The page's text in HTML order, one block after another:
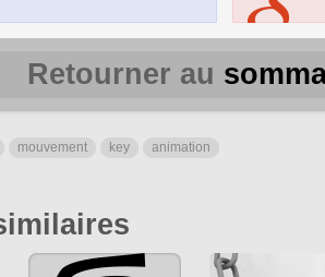
Retourner au
mouvement key animation